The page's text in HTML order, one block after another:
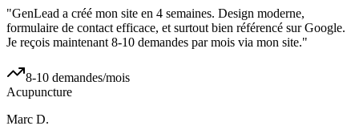
"GenLead a créé mon site en 4 semaines. Design moderne,
formulaire de contact efficace, et surtout bien référencé sur Google.
Je reçois maintenant 8-10 demandes par mois via mon site."
8-10 demandes/mois
Acupuncture
Marc D.